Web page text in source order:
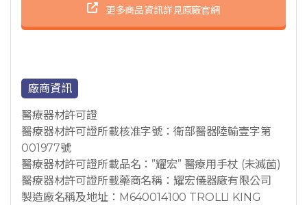
更多商品資訊詳見原廠官網
廠商資訊
醫療器材許可證
醫療器材許可證所載核准字號：衛部醫器陸輸壹字第
001977號
醫療器材許可證所載品名：”耀宏” 醫療用手杖 (未滅菌)
醫療器材許可證所載藥商名稱：耀宏儀器廠有限公司
製造廠名稱及地址：M640014100 TROLLI KING